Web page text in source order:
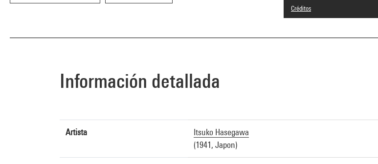
Créditos
© Itsuko Hasegawa
Referencia de la imagen : 4N28619
Información detallada
Artista
Itsuko Hasegawa
(1941, Japon)